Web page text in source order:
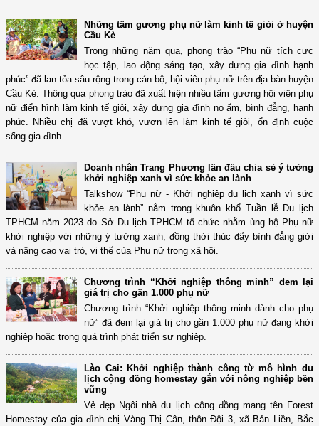
Những tấm gương phụ nữ làm kinh tế giỏi ở huyện
Cầu Kè
Trong những năm qua, phong trào “Phụ nữ tích cực
học tập, lao động sáng tạo, xây dựng gia đình hạnh
phúc” đã lan tỏa sâu rộng trong cán bộ, hội viên phụ nữ trên địa bàn huyện
Cầu Kè. Thông qua phong trào đã xuất hiện nhiều tấm gương hội viên phụ
nữ điển hình làm kinh tế giỏi, xây dựng gia đình no ấm, bình đẳng, hạnh
phúc. Nhiều chị đã vượt khó, vươn lên làm kinh tế giỏi, ổn định cuộc
sống gia đình.
Doanh nhân Trang Phương lần đầu chia sẻ ý tưởng
khởi nghiệp xanh vì sức khỏe an lành
Talkshow “Phụ nữ - Khởi nghiệp du lịch xanh vì sức
khỏe an lành” nằm trong khuôn khổ Tuần lễ Du lịch
TPHCM năm 2023 do Sở Du lịch TPHCM tổ chức nhằm ủng hộ Phụ nữ
khởi nghiệp với những ý tưởng xanh, đồng thời thúc đẩy bình đẳng giới
và nâng cao vai trò, vị thế của Phụ nữ trong xã hội.
Chương trình “Khởi nghiệp thông minh” đem lại
giá trị cho gần 1.000 phụ nữ
Chương trình “Khởi nghiệp thông minh dành cho phụ
nữ” đã đem lại giá trị cho gần 1.000 phụ nữ đang khởi
nghiệp hoặc trong quá trình phát triển sự nghiệp.
Lào Cai: Khởi nghiệp thành công từ mô hình du
lịch cộng đồng homestay gắn với nông nghiệp bền
vững
Vẻ đẹp Ngôi nhà du lịch cộng đồng mang tên Forest
Homestay của gia đình chị Vàng Thị Cân, thôn Đội 3, xã Bản Liền, Bắc